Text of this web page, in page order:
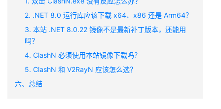
2. .NET 8.0 运行库应该下载 x64、x86 还是 Arm64？
3. 本站 .NET 8.0.22 镜像不是最新补丁版本，还能用
吗？
4. ClashN 必须使用本站镜像下载吗？
5. ClashN 和 V2RayN 应该怎么选？
六、总结